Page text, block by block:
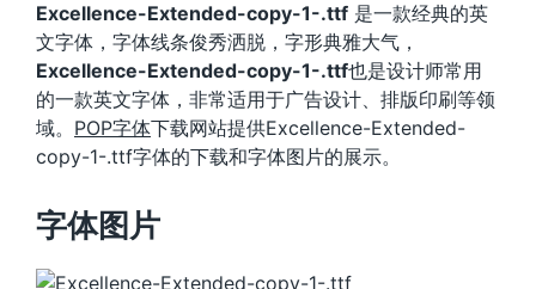
Excellence-Extended-copy-1-.ttf 是一款经典的英
文字体，字体线条俊秀洒脱，字形典雅大气，
Excellence-Extended-copy-1-.ttf也是设计师常用
的一款英文字体，非常适用于广告设计、排版印刷等领
域。 POP字体下载网站提供Excellence-Extended-
copy-1-.ttf字体的下载和字体图片的展示。
字体图片